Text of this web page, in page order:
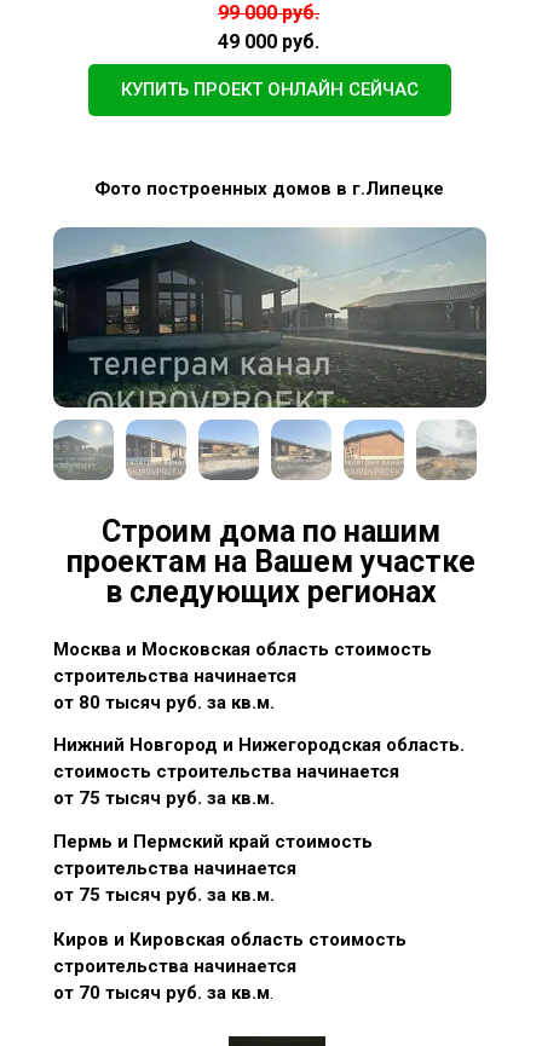
КУПИТЬ ПРОЕКТ ОНЛАЙН СЕЙЧАС
99 000 руб.
49 000 руб.
Фото построенных домов в г.Липецке
Киров и Кировская область стоимость
строительства начинается
от 70 тысяч руб. за кв.м.
Пермь и Пермский край стоимость
строительства начинается
от 75 тысяч руб. за кв.м.
Нижний Новгород и Нижегородская область.
стоимость строительства начинается
от 75 тысяч руб. за кв.м.
Москва и Московская область стоимость
строительства начинается
от 80 тысяч руб. за кв.м.
Строим дома по нашим
проектам на Вашем участке
в следующих регионах